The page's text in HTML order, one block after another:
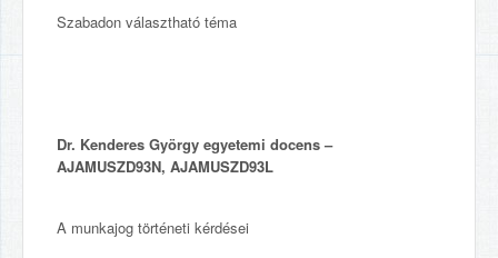
Szabadon választható téma
Dr. Kenderes György egyetemi docens –
AJAMUSZD93N, AJAMUSZD93L
A munkajog történeti kérdései